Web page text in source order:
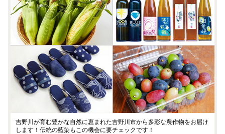
吉野川が育む豊かな自然に恵まれた吉野川市から多彩な農作物をお届け
します！伝統の藍染もこの機会に要チェックです！